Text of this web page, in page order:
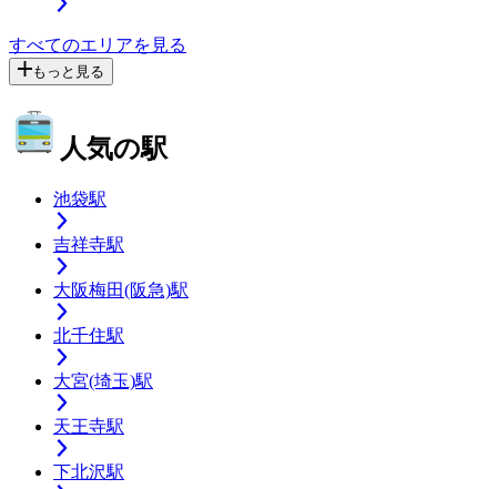
すべてのエリアを見る
もっと見る
人気の駅
池袋駅
吉祥寺駅
大阪梅田(阪急)駅
北千住駅
大宮(埼玉)駅
天王寺駅
下北沢駅